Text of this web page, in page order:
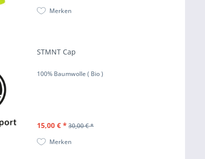
Merken
STMNT Cap
100% Baumwolle ( Bio )
15,00 € * 30,00 € *
Merken